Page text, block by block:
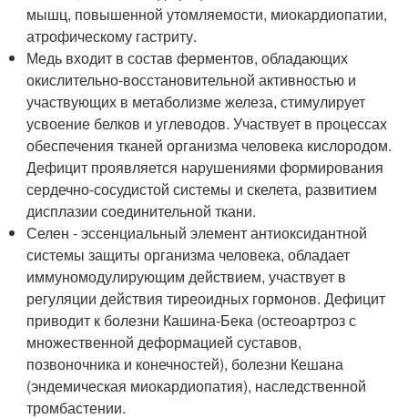
мышц, повышенной утомляемости, миокардиопатии,
атрофическому гастриту.
Медь входит в состав ферментов, обладающих
окислительно-восстановительной активностью и
участвующих в метаболизме железа, стимулирует
усвоение белков и углеводов. Участвует в процессах
обеспечения тканей организма человека кислородом.
Дефицит проявляется нарушениями формирования
сердечно-сосудистой системы и скелета, развитием
дисплазии соединительной ткани.
Селен - эссенциальный элемент антиоксидантной
системы защиты организма человека, обладает
иммуномодулирующим действием, участвует в
регуляции действия тиреоидных гормонов. Дефицит
приводит к болезни Кашина-Бека (остеоартроз с
множественной деформацией суставов,
позвоночника и конечностей), болезни Кешана
(эндемическая миокардиопатия), наследственной
тромбастении.